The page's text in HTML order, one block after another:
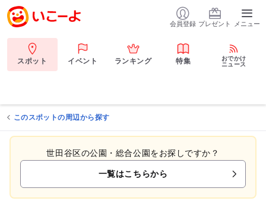
会員登録 プレゼント メニュー
スポット イベント ランキング 特集
おでかけ
ニュース
このスポットの周辺から探す
世田谷区の公園・総合公園をお探しですか？
一覧はこちらから